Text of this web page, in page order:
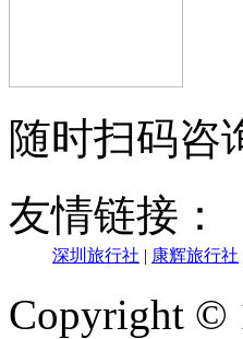
随时扫码咨
友情链接：
深圳旅行社 | 康辉旅行社
Copyright ©